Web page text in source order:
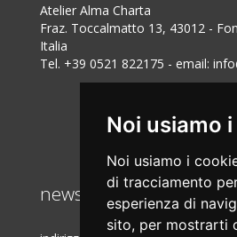
Noi usiamo
Noi usiamo i
di tracciamento
esperienza di
sito, per mostrarti
Atelier Alma Charta
Fraz. Toccalmatto 13, 43012 -
Italia
Tel. +39 0521 822175 - email:
newsletter